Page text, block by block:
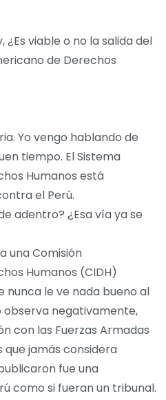
¿Es viable o no la salida del
de Derechos
Yo vengo hablando de
tiempo. El Sistema
Humanos está
el Perú.
adentro? ¿Esa vía ya se
una Comisión
Humanos (CIDH)
nunca le ve nada bueno al
observa negativamente,
con las Fuerzas Armadas
que jamás considera
fue una
como si fueran un tribunal.